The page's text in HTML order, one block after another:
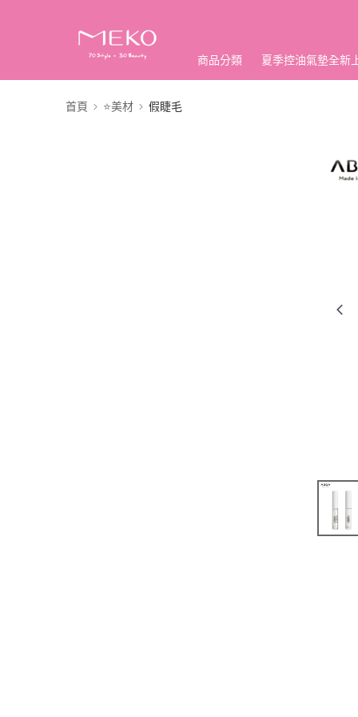
商品分類 夏季控油氣墊全新
首頁 ⭐美材 假睫毛